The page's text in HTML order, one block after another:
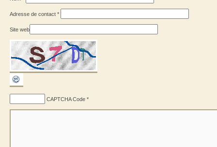
Adresse de contact *
Site web
CAPTCHA Code *